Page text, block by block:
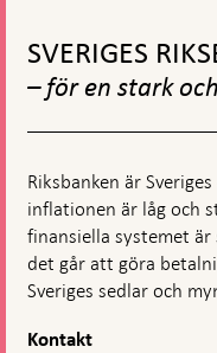
den
kontracykliska
kapitalbufferten
toppnavigation
SVERIGES
– för en stark
Riksbanken är
inflationen är låg och
finansiella systemet
det går att göra
Sveriges sedlar och
Kontakt